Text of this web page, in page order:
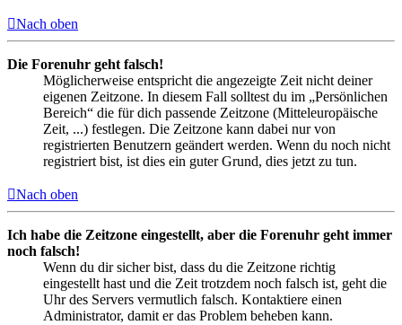
Nach oben
Die Forenuhr geht falsch!
Möglicherweise entspricht die angezeigte Zeit nicht deiner
eigenen Zeitzone. In diesem Fall solltest du im „Persönlichen
Bereich“ die für dich passende Zeitzone (Mitteleuropäische
Zeit, ...) festlegen. Die Zeitzone kann dabei nur von
registrierten Benutzern geändert werden. Wenn du noch nicht
registriert bist, ist dies ein guter Grund, dies jetzt zu tun.
Nach oben
Ich habe die Zeitzone eingestellt, aber die Forenuhr geht immer
noch falsch!
Wenn du dir sicher bist, dass du die Zeitzone richtig
eingestellt hast und die Zeit trotzdem noch falsch ist, geht die
Uhr des Servers vermutlich falsch. Kontaktiere einen
Administrator, damit er das Problem beheben kann.